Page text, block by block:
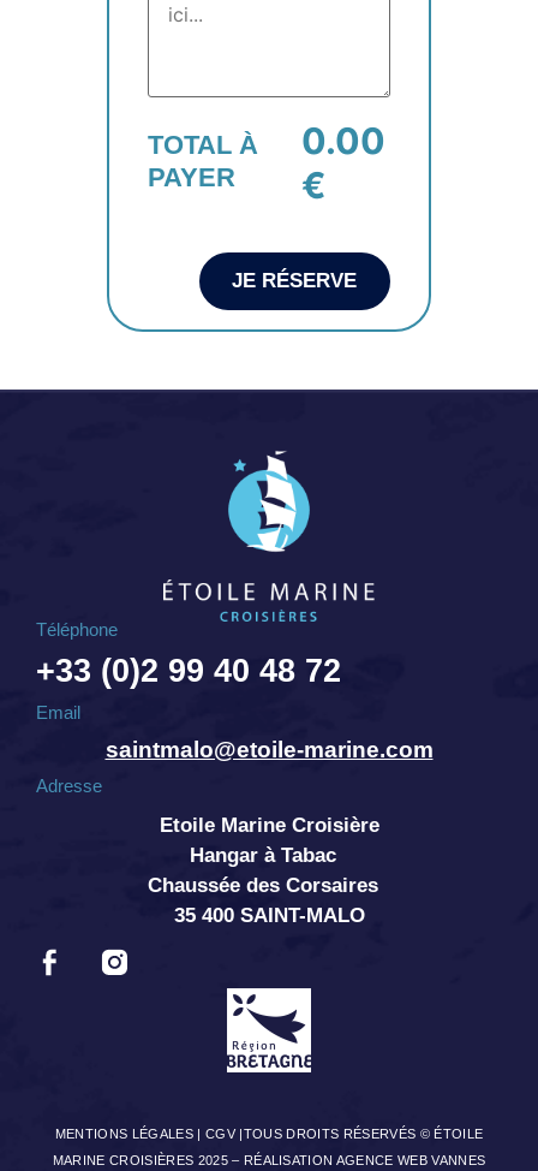
TOTAL À
PAYER
0.00
€
JE RÉSERVE
Téléphone
+33 (0)2 99 40 48 72
Email
saintmalo@etoile-marine.com
Adresse
Etoile Marine Croisière
Hangar à Tabac
Chaussée des Corsaires
35 400 SAINT-MALO
MENTIONS LÉGALES |CGV |TOUS DROITS RÉSERVÉS © ÉTOILE
MARINE CROISIÈRES 2025 – RÉALISATION AGENCE WEB VANNES